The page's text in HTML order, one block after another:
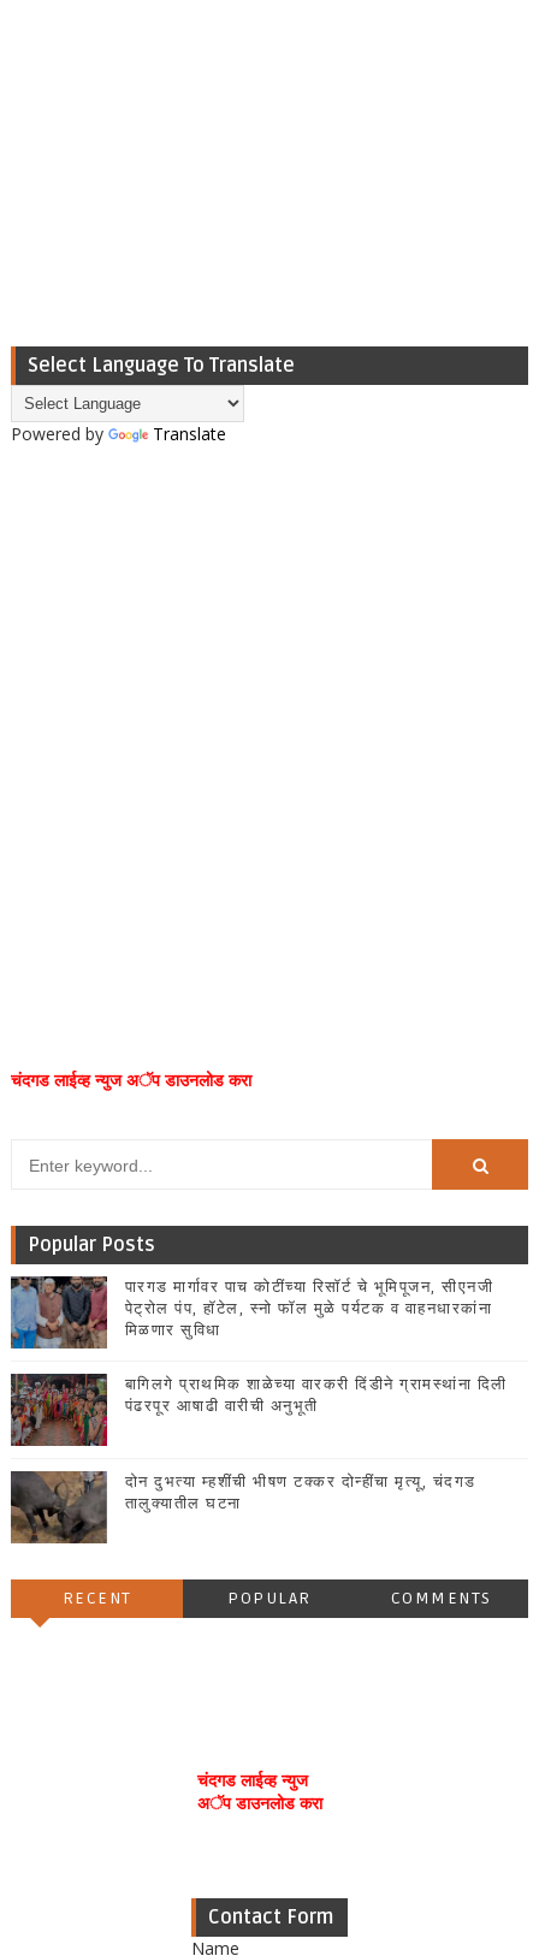
Select Language To Translate
Powered by Translate
चंदगड लाईव्ह न्युज अॅप डाउनलोड करा
Popular Posts
पारगड मार्गावर पाच कोटींच्या रिसॉर्ट चे भूमिपूजन, सीएनजी
पेट्रोल पंप, हॉटेल, स्नो फॉल मुळे पर्यटक व वाहनधारकांना
मिळणार सुविधा
बागिलगे प्राथमिक शाळेच्या वारकरी दिंडीने ग्रामस्थांना दिली
पंढरपूर आषाढी वारीची अनुभूती
दोन दुभत्या म्हशींची भीषण टक्कर दोन्हींचा मृत्यू, चंदगड
तालुक्यातील घटना
RECENT POPULAR COMMENTS
चंदगड लाईव्ह न्युज
अॅप डाउनलोड करा
Contact Form
Name